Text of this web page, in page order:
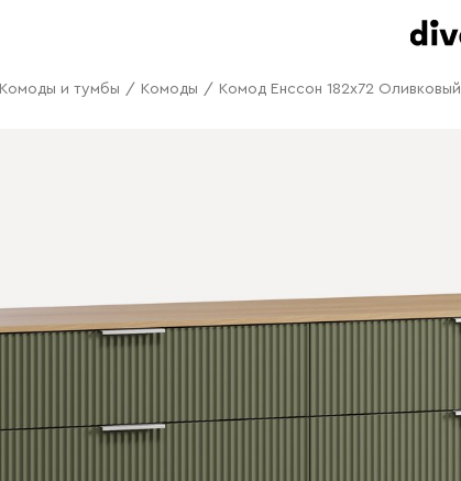
Комоды и тумбы / Комоды / Комод Енссон 182x72 Оливковый